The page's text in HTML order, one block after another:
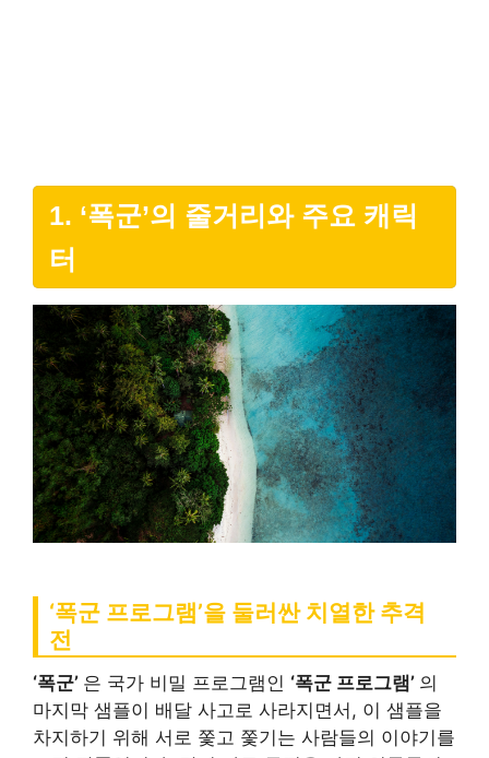
1. ‘폭군’의 줄거리와 주요 캐릭
터
‘폭군 프로그램’을 둘러싼 치열한 추격
전
‘폭군’ 은 국가 비밀 프로그램인 ‘폭군 프로그램’ 의
마지막 샘플이 배달 사고로 사라지면서, 이 샘플을
차지하기 위해 서로 쫓고 쫓기는 사람들의 이야기를